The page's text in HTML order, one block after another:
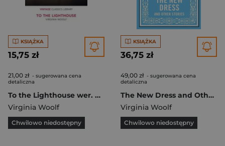
KSIĄŻKA
15,75 zł
21,00 zł - sugerowana cena
detaliczna
To the Lighthouse wer. angielska
Virginia Woolf
Chwilowo niedostępny
KSIĄŻKA
36,75 zł
49,00 zł - sugerowana cena
detaliczna
The New Dress and Other Stories
Virginia Woolf
Chwilowo niedostępny